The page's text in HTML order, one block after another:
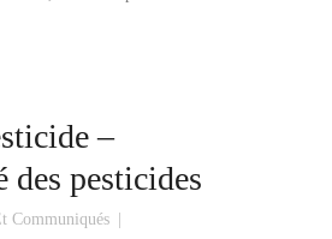
–
des pesticides
Communiqués